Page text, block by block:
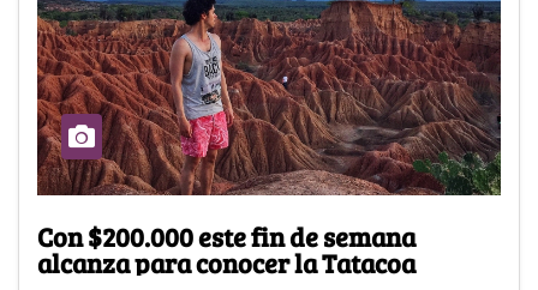
Con $200.000 este fin de semana
alcanza para conocer la Tatacoa